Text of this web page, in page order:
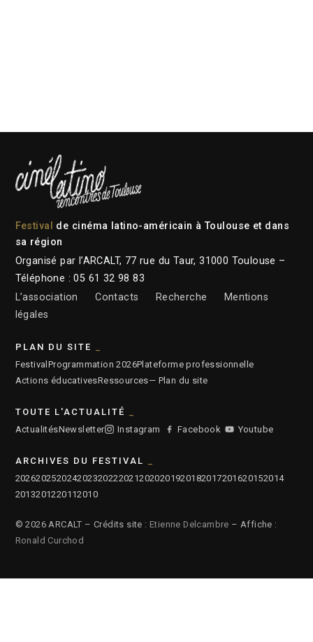
Festival
de cinéma latino-américain à Toulouse et dans
sa région
Organisé par l’ARCALT, 77 rue du Taur, 31000 Toulouse –
Téléphone : 05 61 32 98 83
L’association
Contacts Recherche
Mentions
légales
PLAN DU SITE
Festival Programmation 2026Plateforme professionnelle
Actions éducativesRessources— Plan du site
TOUTE L'ACTUALITÉ
ActualitésNewsletter Instagram Facebook Youtube
ARCHIVES DU FESTIVAL
2026202520242023202220212020201920182017201620152014
2013201220112010
© 2026 ARCALT – Crédits site : Etienne Delcambre – Affiche :
Ronald Curchod